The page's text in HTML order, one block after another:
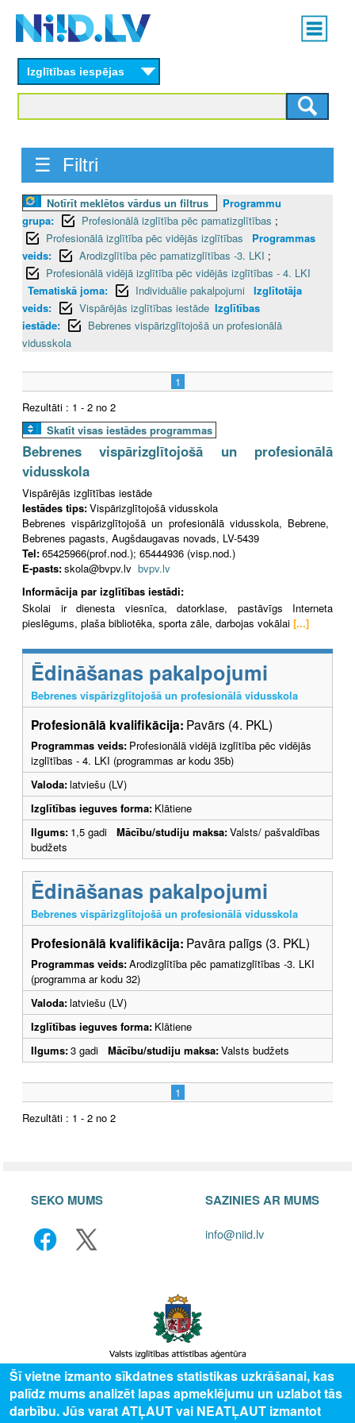
content
Main
menu
Izglītības iespējas
☰ Filtri
Notīrīt meklētos vārdus un filtrus
Programmu
grupa:
Profesionālā izglītība pēc pamatizglītības ;
Profesionālā izglītība pēc vidējās izglītības
Programmas
veids:
Arodizglītība pēc pamatizglītības -3. LKI ;
Profesionālā vidējā izglītība pēc vidējās izglītības - 4. LKI
Tematiskā joma:
Individuālie pakalpojumi
Izglītotāja
veids:
Vispārējās izglītības iestāde Izglītības
iestāde:
Bebrenes vispārizglītojošā un profesionālā
vidusskola
1
Rezultāti : 1 - 2 no 2
Skatīt visas iestādes programmas
Bebrenes vispārizglītojošā un profesionālā
vidusskola
Vispārējās izglītības iestāde
Iestādes tips:Vispārizglītojošā vidusskola
Bebrenes vispārizglītojošā un profesionālā vidusskola, Bebrene,
Bebrenes pagasts, Augšdaugavas novads, LV-5439
Tel:65425966(prof.nod.); 65444936 (visp.nod.)
E-pasts:skola@bvpv.lv bvpv.lv
Informācija par izglītības iestādi:
Skolai ir dienesta viesnīca, datorklase, pastāvīgs Interneta
pieslēgums, plaša bibliotēka, sporta zāle, darbojas vokālai [...]
Ēdināšanas pakalpojumi
Bebrenes vispārizglītojošā un profesionālā vidusskola
Profesionālā kvalifikācija: Pavārs (4. PKL)
Programmas veids: Profesionālā vidējā izglītība pēc vidējās
izglītības - 4. LKI (programmas ar kodu 35b)
Valoda:latviešu (LV)
Izglītības ieguves forma: Klātiene
Ilgums: 1,5 gadi Mācību/studiju maksa:Valsts/ pašvaldības
budžets
Ēdināšanas pakalpojumi
Bebrenes vispārizglītojošā un profesionālā vidusskola
Profesionālā kvalifikācija: Pavāra palīgs (3. PKL)
Programmas veids:Arodizglītība pēc pamatizglītības -3. LKI
(programma ar kodu 32)
Valoda:latviešu (LV)
Izglītības ieguves forma: Klātiene
Ilgums:3 gadi Mācību/studiju maksa:Valsts budžets
1
Rezultāti : 1 - 2 no 2
SEKO MUMS SAZINIES AR MUMS
info@niid.lv
© 2025 Valsts izglītības attīstības aģentūra, publicētā satura visas tiesības
aizsargātas.
Šī vietne izmanto sīkdatnes statistikas uzkrāšanai, kas
palīdz mums analizēt lapas apmeklējumu un uzlabot tās
darbību. Jūs varat ATĻAUT vai NEATĻAUT izmantot